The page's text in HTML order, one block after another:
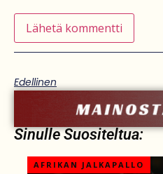
Edellinen
Sinulle Suositeltua:
AFRIKAN JALKAPALLO